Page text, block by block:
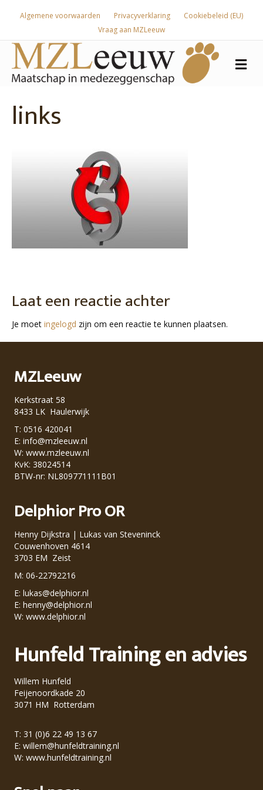
Algemene voorwaarden Privacyverklaring
Cookiebeleid (EU)
Vraag aan MZLeeuw
links
Laat een reactie achter
Je moet ingelogd zijn om een reactie te kunnen plaatsen.
MZLeeuw
Kerkstraat 58
8433 LK Haulerwijk
T: 0516 420041
E: info@mzleeuw.nl
W: www.mzleeuw.nl
KvK: 38024514
BTW-nr: NL809771111B01
Delphior Pro OR
Henny Dijkstra | Lukas van Steveninck
Couwenhoven 4614
3703 EM Zeist
M: 06-22792216
E: lukas@delphior.nl
E: henny@delphior.nl
W: www.delphior.nl
Hunfeld Training en advies
Willem Hunfeld
Feijenoordkade 20
3071 HM Rotterdam
T: 31 (0)6 22 49 13 67
E: willem@hunfeldtraining.nl
W: www.hunfeldtraining.nl